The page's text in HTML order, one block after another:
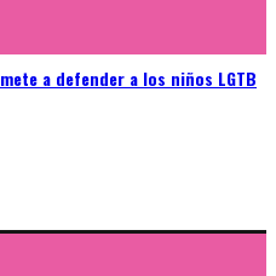
a defender a los niños LGTB